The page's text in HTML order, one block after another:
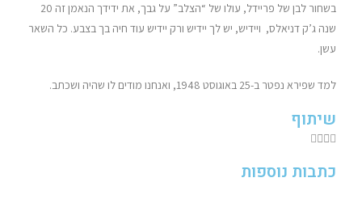
בשחור לבן של פריידל, עולו של “הצלב” על גבך, את ידידך הנאמן זה 20
שנה ג’ק דניאלס, ויידיש, יש לך יידיש ורק יידיש עוד חיה בך בצבע. כל השאר
עשן.
למד שפירא נפטר ב-25 באוגוסט 1948, ואנחנו מודים לו שהיה ושכתב.
שיתוף
כתבות נוספות